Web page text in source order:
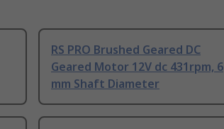
RS PRO Brushed Geared DC
Geared Motor 12V dc 431rpm, 6
mm Shaft Diameter